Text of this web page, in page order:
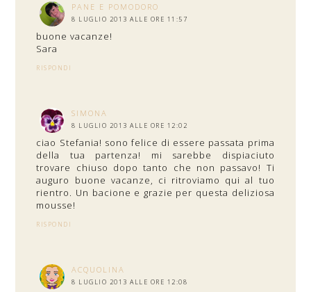
PANE E POMODORO
8 LUGLIO 2013 ALLE ORE 11:57
buone vacanze!
Sara
RISPONDI
SIMONA
8 LUGLIO 2013 ALLE ORE 12:02
ciao Stefania! sono felice di essere passata prima
della tua partenza! mi sarebbe dispiaciuto
trovare chiuso dopo tanto che non passavo! Ti
auguro buone vacanze, ci ritroviamo qui al tuo
rientro. Un bacione e grazie per questa deliziosa
mousse!
RISPONDI
ACQUOLINA
8 LUGLIO 2013 ALLE ORE 12:08